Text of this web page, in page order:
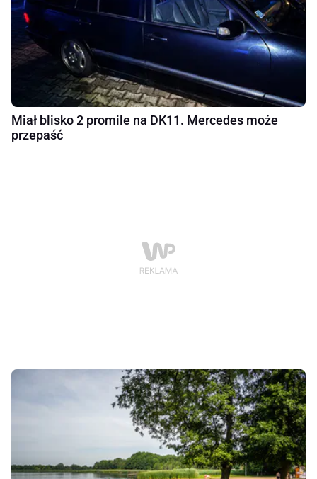
Miał blisko 2 promile na DK11. Mercedes może
przepaść